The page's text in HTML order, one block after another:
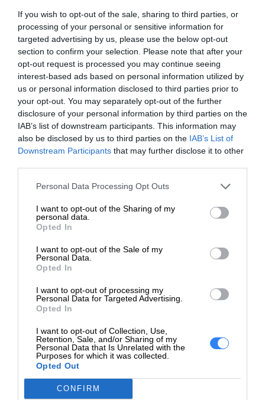
If you wish to opt-out of the sale, sharing to third parties, or
processing of your personal or sensitive information for
targeted advertising by us, please use the below opt-out
section to confirm your selection. Please note that after your
opt-out request is processed you may continue seeing
interest-based ads based on personal information utilized by
us or personal information disclosed to third parties prior to
your opt-out. You may separately opt-out of the further
disclosure of your personal information by third parties on the
IAB’s list of downstream participants. This information may
also be disclosed by us to third parties on the IAB’s List of
Downstream Participants that may further disclose it to other
Personal Data Processing Opt Outs
I want to opt-out of the Sharing of my
personal data.
Opted In
I want to opt-out of the Sale of my
Personal Data.
Opted In
I want to opt-out of processing my
Personal Data for Targeted Advertising.
Opted In
I want to opt-out of Collection, Use,
Retention, Sale, and/or Sharing of my
Personal Data that Is Unrelated with the
Purposes for which it was collected.
Opted Out
CONFIRM
sposób, aby chronić drukarki, minimalizując ryzyko
uszkodzeń mechanicznych i zapychania dysz.
Aby zapewnić optymalne działanie drukarki, zaleca się
stosowanie oryginalnych tuszy HP. Oryginalne tusze są
testowane i dostosowane do konkretnych modeli
drukarek, co gwarantuje ich kompatybilność,
niezawodność i minimalizuje ryzyko problemów z
działaniem urządzenia.
Tusze HP są niezbędnym elementem procesu
drukowania w drukarkach atramentowych. Oryginalne
oraz zgodność z konkretnymi modelami drukarek, co
jest kluczowe dla uzyskania doskonałych wyników
drukowania.
Opis:
pojemnik na tusz - dla
DesignJet T120, T120
ePrinter, T520, T520
ePrinter
Kod EAN: 0886112841195
Gwarancja
producenta:
12 miesięcy w serwisie
Ogólne
Szerokość
transportowa:
Głębokość
transportowa:
12.6 cm
Wysokość
transportowa:
4.6 cm
transportowa:
140 g
Typ materiału
eksploatacyjnego:
Pojemnik na tusz
Technologia
druku: